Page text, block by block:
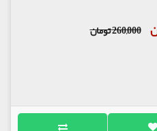
260,000 تومان